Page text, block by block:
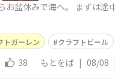
お盆休みで海へ。 まずは途
トガーレン クラフトビール
38 もとをば | 08/08 |